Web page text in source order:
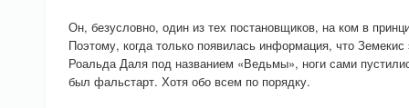
Он, безусловно, один из тех постановщиков, на ком в
Поэтому, когда только появилась информация, что Земекис
Роальда Даля под названием «Ведьмы», ноги сами
был фальстарт. Хотя обо всем по порядку.